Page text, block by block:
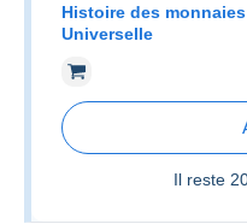
Histoire des
Universelle
Il reste